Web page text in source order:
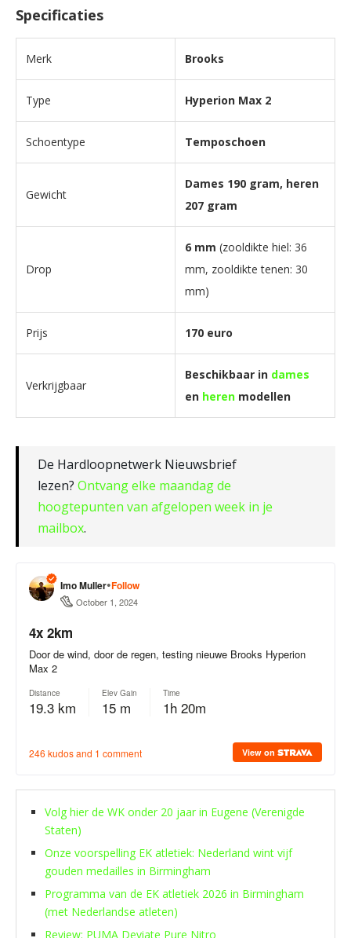
Specificaties
Merk Brooks
Type Hyperion Max 2
Schoentype Temposchoen
Gewicht
Dames 190 gram, heren
207 gram
Drop
6 mm (zooldikte hiel: 36
mm, zooldikte tenen: 30
mm)
Prijs 170 euro
Verkrijgbaar
Beschikbaar in dames
en heren modellen
De Hardloopnetwerk Nieuwsbrief
lezen? Ontvang elke maandag de
hoogtepunten van afgelopen week in je
mailbox.
Volg hier de WK onder 20 jaar in Eugene (Verenigde
Staten)
Onze voorspelling EK atletiek: Nederland wint vijf
gouden medailles in Birmingham
Programma van de EK atletiek 2026 in Birmingham
(met Nederlandse atleten)
Review: PUMA Deviate Pure Nitro